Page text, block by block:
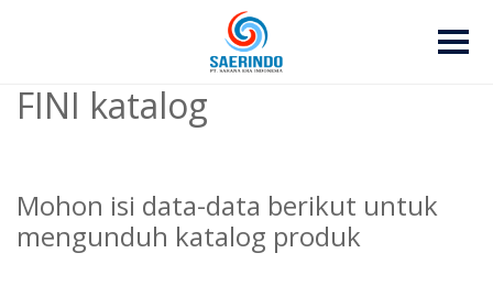
FINI katalog
Mohon isi data-data berikut untuk
mengunduh katalog produk